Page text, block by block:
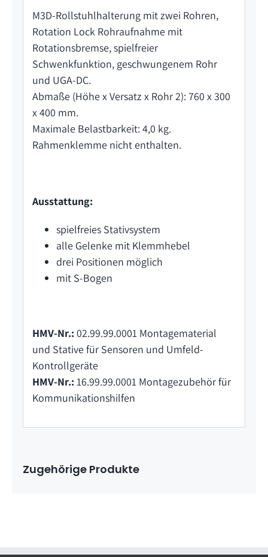
M3D-Rollstuhlhalterung mit zwei Rohren,
Rotation Lock Rohraufnahme mit
Rotationsbremse, spielfreier
Schwenkfunktion, geschwungenem Rohr
und UGA-DC.
Abmaße (Höhe x Versatz x Rohr 2): 760 x 300
x 400 mm.
Maximale Belastbarkeit: 4,0 kg.
Rahmenklemme nicht enthalten.
Ausstattung:
spielfreies Stativsystem
alle Gelenke mit Klemmhebel
drei Positionen möglich
mit S-Bogen
HMV-Nr.: 02.99.99.0001 Montagematerial
und Stative für Sensoren und Umfeld-
Kontrollgeräte
HMV-Nr.: 16.99.99.0001 Montagezubehör für
Kommunikationshilfen
Zugehörige Produkte